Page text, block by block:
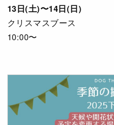
13日(土)〜14日(日)
クリスマスブース
10:00〜